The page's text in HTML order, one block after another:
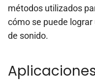
métodos utilizados
cómo se puede
de sonido.